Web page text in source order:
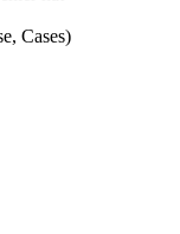
Cases)